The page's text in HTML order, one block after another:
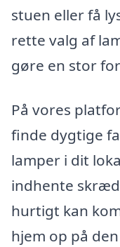
stuen eller få
rette valg af
gøre en stor
På vores
finde dygtige
lamper i dit
indhente
hurtigt kan
hjem op på